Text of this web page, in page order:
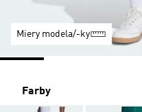
Miery modela/-ky
Farby